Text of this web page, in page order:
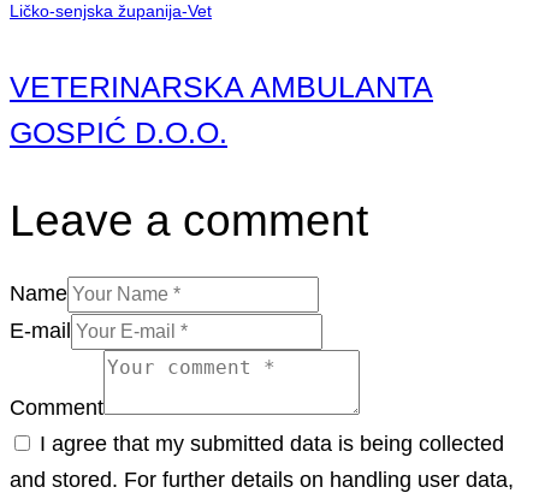
Ličko-senjska županija-Vet
VETERINARSKA AMBULANTA
GOSPIĆ D.O.O.
Leave a comment
Name
E-mail
Comment
I agree that my submitted data is being collected
and stored. For further details on handling user data,